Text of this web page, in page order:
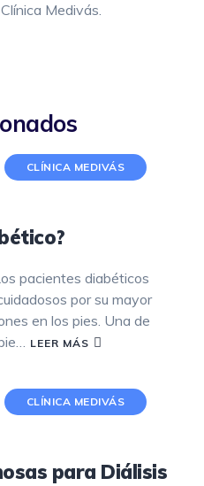
Medivás.
CLÍNICA MEDIVÁS
pacientes diabéticos
por su mayor
en los pies. Una de
LEER MÁS
CLÍNICA MEDIVÁS
para Diálisis